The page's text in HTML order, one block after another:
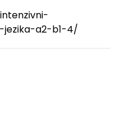
jezika-a2-b1-4/